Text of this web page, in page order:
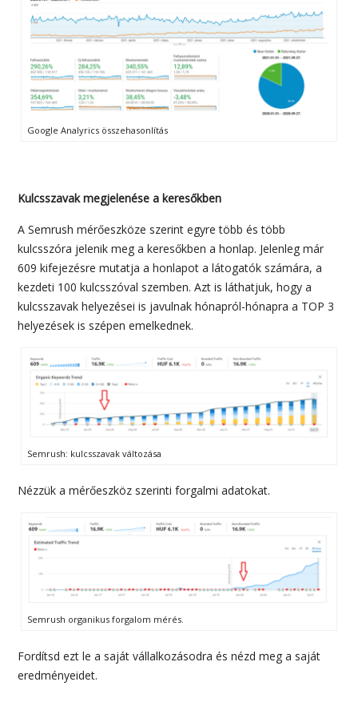
Google Analyrics összehasonlítás
Kulcsszavak megjelenése a keresőkben
A Semrush mérőeszköze szerint egyre több és több
kulcsszóra jelenik meg a keresőkben a honlap. Jelenleg már
609 kifejezésre mutatja a honlapot a látogatók számára, a
kezdeti 100 kulcsszóval szemben. Azt is láthatjuk, hogy a
kulcsszavak helyezései is javulnak hónapról-hónapra a TOP 3
helyezések is szépen emelkednek.
Semrush: kulcsszavak változása
Nézzük a mérőeszköz szerinti forgalmi adatokat.
Semrush organikus forgalom mérés.
Fordítsd ezt le a saját vállalkozásodra és nézd meg a saját
eredményeidet.